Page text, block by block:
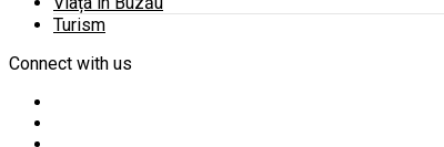
Turism
Connect with us